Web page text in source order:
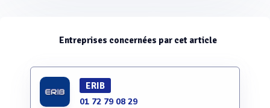
Entreprises concernées par cet article
ERIB
01 72 79 08 29